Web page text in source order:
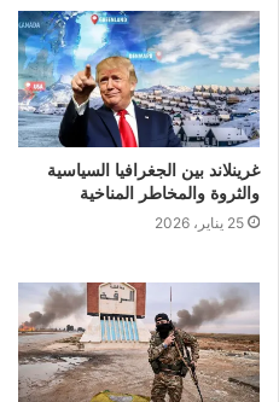
غرينلاند بين الجغرافيا السياسية
والثروة والمخاطر المناخية
25 يناير، 2026